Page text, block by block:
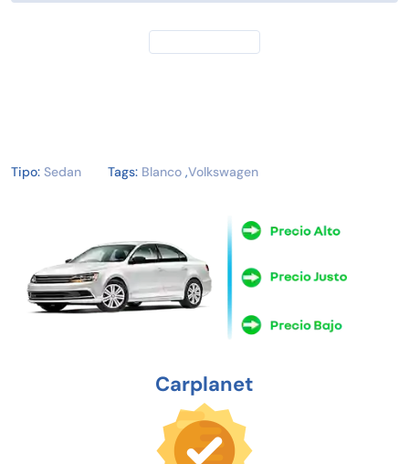
Tipo: Sedan Tags: Blanco ,Volkswagen
Carplanet